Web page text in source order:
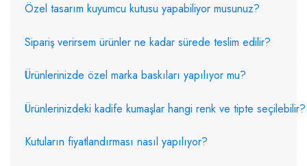
Özel tasarım kuyumcu kutusu yapabiliyor musunuz?
Sipariş verirsem ürünler ne kadar sürede teslim edilir?
Ürünlerinizde özel marka baskıları yapılıyor mu?
Ürünlerinizdeki kadife kumaşlar hangi renk ve tipte seçilebilir?
Kutuların fiyatlandırması nasıl yapılıyor?